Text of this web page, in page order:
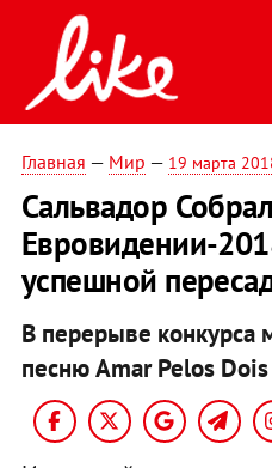
Главная — Мир — 19 марта
Сальвадор
Евровидении-
успешной
В перерыве конкурса
песню Amar Pelos Dois